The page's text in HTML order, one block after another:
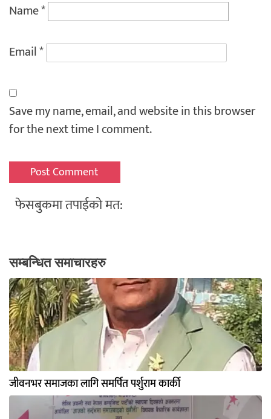
Name*
Email*
Save my name, email, and website in this browser
for the next time I comment.
फेसबुकमा तपाईको मत:
सम्बन्धित समाचारहरु
जीवनभर समाजका लागि समर्पित पर्शुराम कार्की